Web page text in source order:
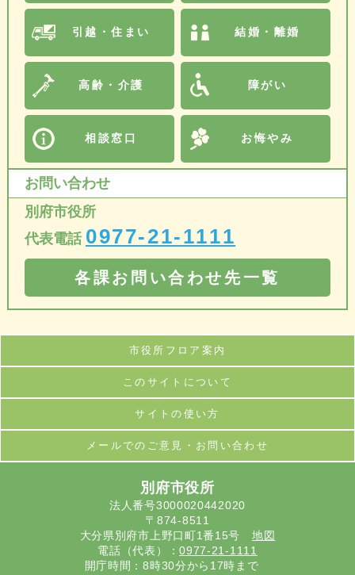
引越・住まい 結婚・離婚
高齢・介護 障がい
相談窓口 お悔やみ
お問い合わせ
別府市役所
代表電話 0977-21-1111
各課お問い合わせ先一覧
市役所フロア案内
このサイトについて
サイトの使い方
メールでのご意見・お問い合わせ
別府市役所
法人番号3000020442020
〒874-8511
大分県別府市上野口町1番15号 地図
電話（代表）：0977-21-1111
開庁時間：8時30分から17時まで